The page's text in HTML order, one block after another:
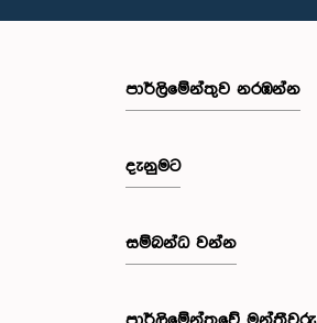
පාර්ලි‌මේන්තුව නරඹන්න
දැනුමට
සම්බන්ධ වන්න